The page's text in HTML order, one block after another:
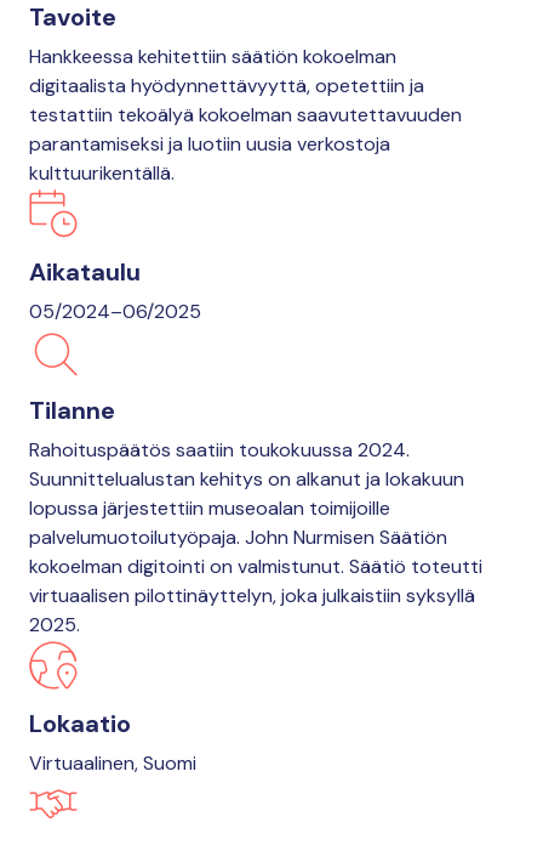
Tavoite
Hankkeessa kehitettiin säätiön kokoelman
digitaalista hyödynnettävyyttä, opetettiin ja
testattiin tekoälyä kokoelman saavutettavuuden
parantamiseksi ja luotiin uusia verkostoja
kulttuurikentällä.
Aikataulu
05/2024–06/2025
Tilanne
Rahoituspäätös saatiin toukokuussa 2024.
Suunnittelualustan kehitys on alkanut ja lokakuun
lopussa järjestettiin museoalan toimijoille
palvelumuotoilutyöpaja. John Nurmisen Säätiön
kokoelman digitointi on valmistunut. Säätiö toteutti
virtuaalisen pilottinäyttelyn, joka julkaistiin syksyllä
2025.
Lokaatio
Virtuaalinen, Suomi